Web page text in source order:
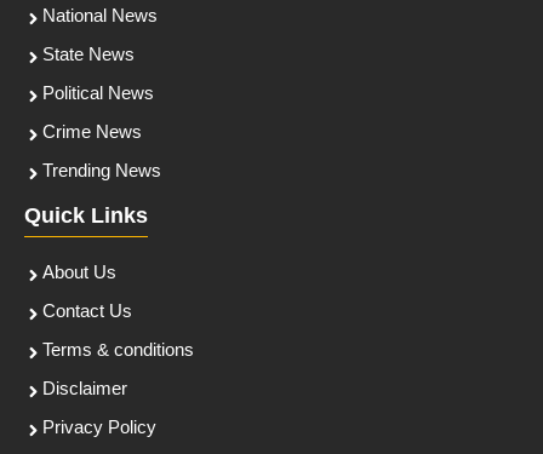
National News
State News
Political News
Crime News
Trending News
Quick Links
About Us
Contact Us
Terms & conditions
Disclaimer
Privacy Policy